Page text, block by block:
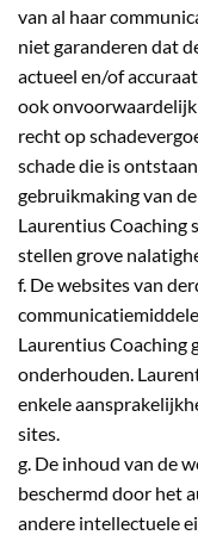
van al haar
niet garanderen dat
actueel en/of
ook
recht op
schade die is
gebruikmaking van
Laurentius Coaching
stellen grove
f. De websites van
Laurentius Coaching
onderhouden.
enkele
sites.
g. De inhoud van de
beschermd door het
andere intellectuele